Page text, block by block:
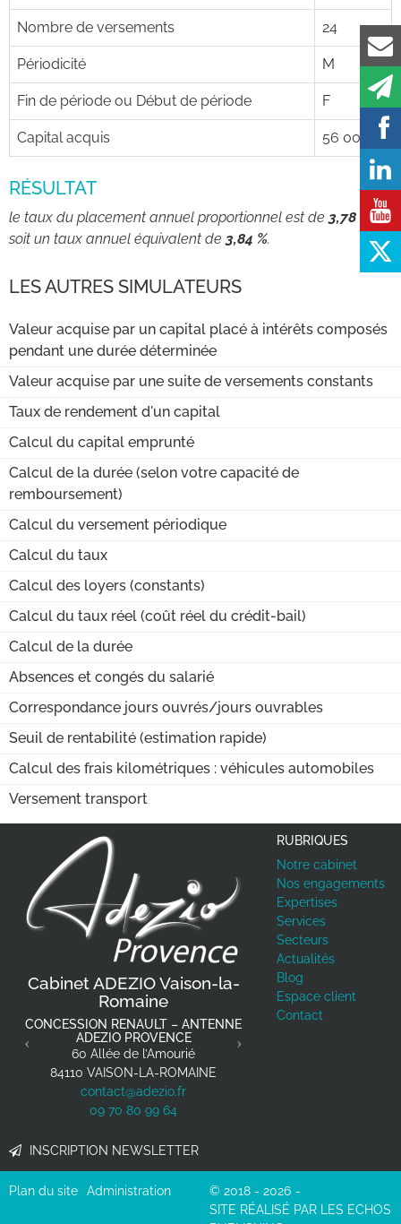
Nombre de versements 24
Périodicité M
Fin de période ou Début de période F
Capital acquis 56 000
RÉSULTAT
le taux du placement annuel proportionnel est de 3,78 %,
soit un taux annuel équivalent de 3,84 %.
LES AUTRES SIMULATEURS
Valeur acquise par un capital placé à intérêts composés
pendant une durée déterminée
Valeur acquise par une suite de versements constants
Taux de rendement d'un capital
Calcul du capital emprunté
Calcul de la durée (selon votre capacité de
remboursement)
Calcul du versement périodique
Calcul du taux
Calcul des loyers (constants)
Calcul du taux réel (coût réel du crédit-bail)
Calcul de la durée
Absences et congés du salarié
Correspondance jours ouvrés/jours ouvrables
Seuil de rentabilité (estimation rapide)
Calcul des frais kilométriques : véhicules automobiles
Versement transport
Cabinet ADEZIO Vaison-la-
Romaine
CONCESSION RENAULT – ANTENNE
ADEZIO PROVENCE
60 Allée de l’Amourié
84110 VAISON-LA-ROMAINE
contact@adezio.fr
09 70 80 99 64
Previous Next
RUBRIQUES
Notre cabinet
Nos engagements
Expertises
Services
Secteurs
Actualités
Blog
Espace client
Contact
INSCRIPTION NEWSLETTER
Plan du site Administration
© 2018 - 2026
SITE RÉALISÉ PAR LES ECHOS